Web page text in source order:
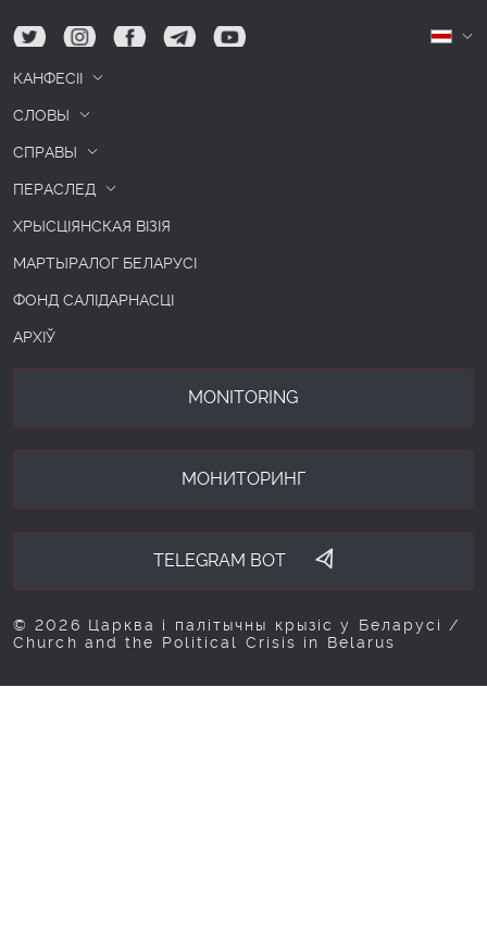
tw ig fb tg yt
КАНФЕСІІ
СЛОВЫ
СПРАВЫ
ПЕРАСЛЕД
ХРЫСЦІЯНСКАЯ ВІЗІЯ
МАРТЫРАЛОГ БЕЛАРУСІ
ФОНД САЛІДАРНАСЦІ
АРХІЎ
MONITORING
МОНИТОРИНГ
TELEGRAM BOT
© 2026 Царква і палітычны крызіс у Беларусі /
Church and the Political Crisis in Belarus